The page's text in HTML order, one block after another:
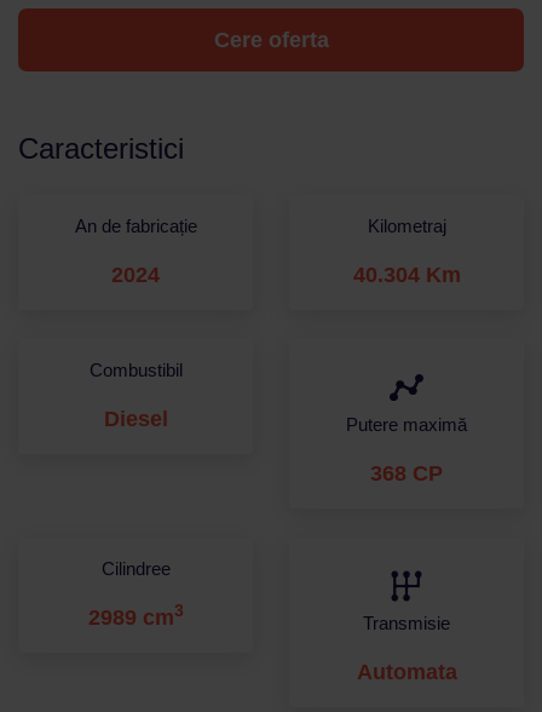
Cere oferta
Caracteristici
An de fabricație
2024
Kilometraj
40.304 Km
Combustibil
Diesel Putere maximă
368 CP
Cilindree
2989 cm3
Transmisie
Automata